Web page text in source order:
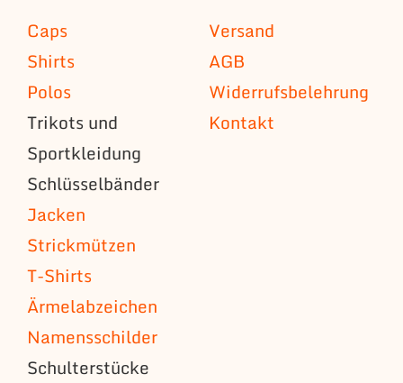
Caps
Shirts
Polos
Trikots und
Sportkleidung
Schlüsselbänder
Jacken
Strickmützen
T-Shirts
Ärmelabzeichen
Namensschilder
Schulterstücke
Versand
AGB
Widerrufsbelehrung
Kontakt